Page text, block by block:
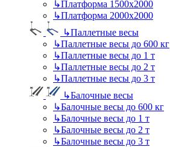
↳Платформа 1500х2000
↳Платформа 2000х2000
↳Паллетные весы
↳Паллетные весы до 600 кг
↳Паллетные весы до 1 т
↳Паллетные весы до 2 т
↳Паллетные весы до 3 т
↳Балочные весы
↳Балочные весы до 600 кг
↳Балочные весы до 1 т
↳Балочные весы до 2 т
↳Балочные весы до 3 т